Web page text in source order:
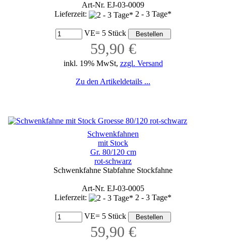
Art-Nr. EJ-03-0009
Lieferzeit:
2 - 3 Tage*
VE= 5 Stück
59,90 €
inkl. 19% MwSt, zzgl. Versand
Zu den Artikeldetails ...
Schwenkfahnen
mit Stock
Gr. 80/120 cm
rot-schwarz
Schwenkfahne Stabfahne Stockfahne
Art-Nr. EJ-03-0005
Lieferzeit:
2 - 3 Tage*
VE= 5 Stück
59,90 €